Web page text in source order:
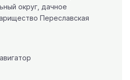
округ, дачное
Переславская